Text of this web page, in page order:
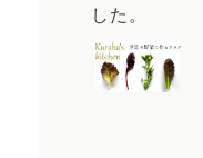
した。